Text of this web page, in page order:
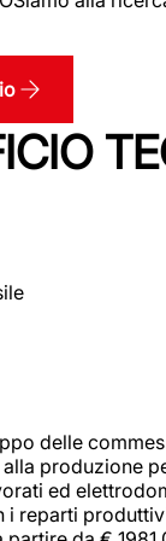
delle
produzione
ed
reparti